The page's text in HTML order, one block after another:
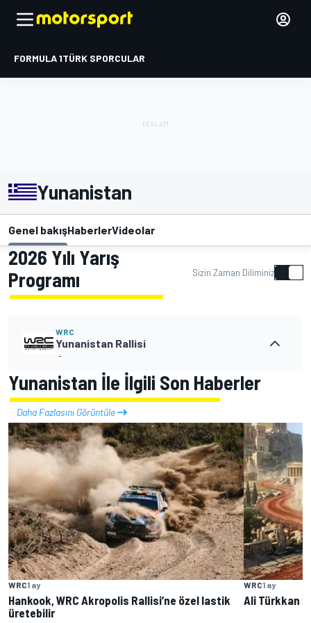
FORMULA 1TÜRK SPORCULAR
Yunanistan
Genel bakışHaberlerVideolar
2026 Yılı Yarış
Programı
Sizin Zaman Diliminiz
WRC
Yunanistan Rallisi
-
Yunanistan İle İlgili Son Haberler
Daha Fazlasını Görüntüle
WRC1 ay
Hankook, WRC Akropolis Rallisi’ne özel lastik
üretebilir
WRC1 ay
Ali Türkkan